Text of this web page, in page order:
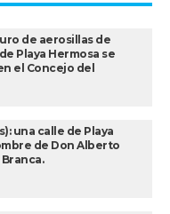
de aerosillas de
Playa Hermosa se
el Concejo del
una calle de Playa
de Don Alberto